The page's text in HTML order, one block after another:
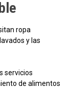
ropa
y las
servicios
de alimentos